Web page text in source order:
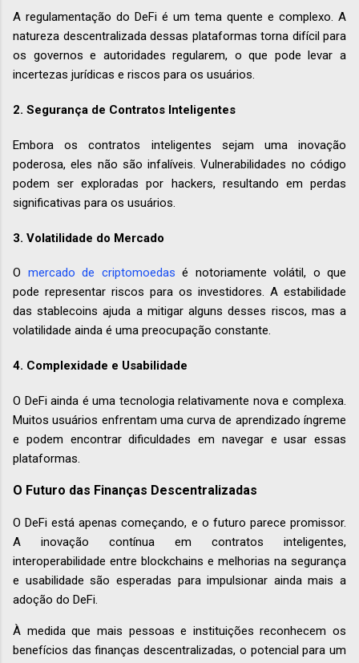
A regulamentação do DeFi é um tema quente e complexo. A
natureza descentralizada dessas plataformas torna difícil para
os governos e autoridades regularem, o que pode levar a
incertezas jurídicas e riscos para os usuários.
2. Segurança de Contratos Inteligentes
Embora os contratos inteligentes sejam uma inovação
poderosa, eles não são infalíveis. Vulnerabilidades no código
podem ser exploradas por hackers, resultando em perdas
significativas para os usuários.
3. Volatilidade do Mercado
O mercado de criptomoedas é notoriamente volátil, o que
pode representar riscos para os investidores. A estabilidade
das stablecoins ajuda a mitigar alguns desses riscos, mas a
volatilidade ainda é uma preocupação constante.
4. Complexidade e Usabilidade
O DeFi ainda é uma tecnologia relativamente nova e complexa.
Muitos usuários enfrentam uma curva de aprendizado íngreme
e podem encontrar dificuldades em navegar e usar essas
plataformas.
O Futuro das Finanças Descentralizadas
O DeFi está apenas começando, e o futuro parece promissor.
A inovação contínua em contratos inteligentes,
interoperabilidade entre blockchains e melhorias na segurança
e usabilidade são esperadas para impulsionar ainda mais a
adoção do DeFi.
À medida que mais pessoas e instituições reconhecem os
benefícios das finanças descentralizadas, o potencial para um